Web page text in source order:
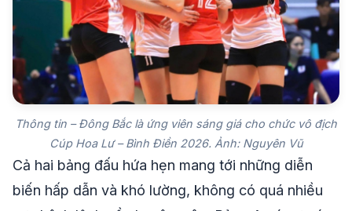
Thông tin – Đông Bắc là ứng viên sáng giá cho chức vô địch
Cúp Hoa Lư – Bình Điền 2026. Ảnh: Nguyên Vũ
Cả hai bảng đấu hứa hẹn mang tới những diễn
biến hấp dẫn và khó lường, không có quá nhiều